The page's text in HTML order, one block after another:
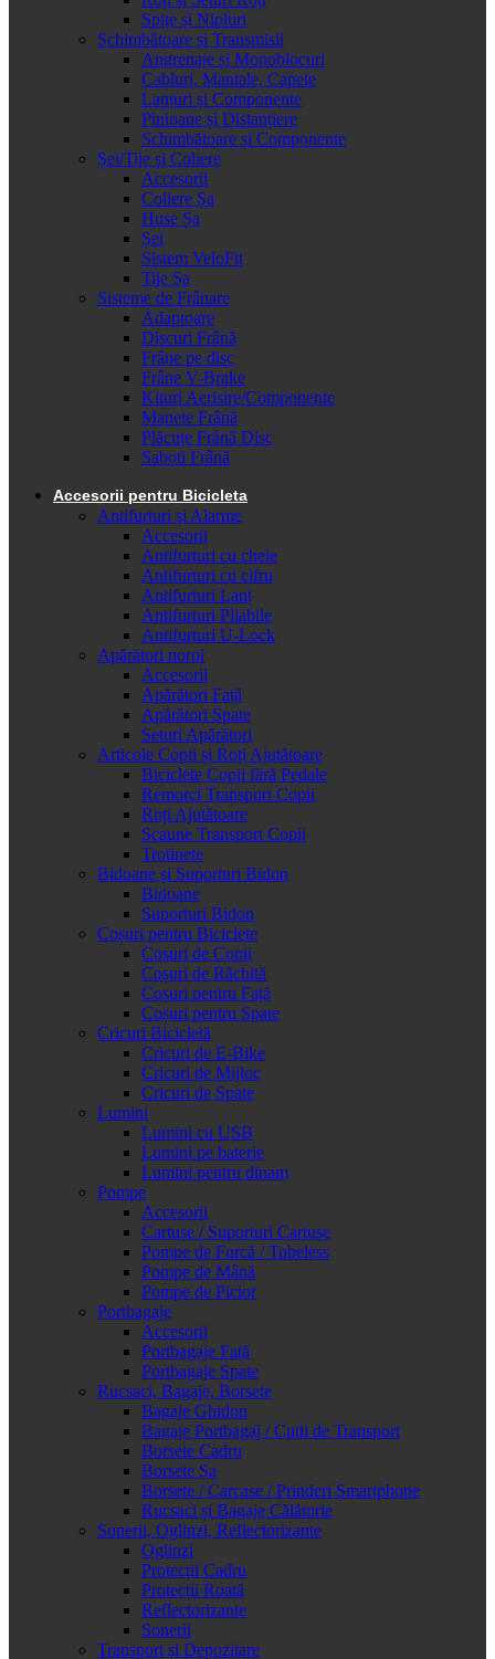
Spițe și Nipluri
Schimbătoare și Transmisii
Angrenaje și Monoblocuri
Cabluri, Mantale, Capete
Lanțuri și Componente
Pinioane și Distanțiere
Schimbătoare și Componente
Șei/Tije și Coliere
Accesorii
Coliere Șa
Huse Șa
Șei
Sistem VeloFit
Tije Șa
Sisteme de Frânare
Adaptoare
Discuri Frână
Frâne pe disc
Frâne V-Brake
Kituri Aerisire/Componente
Manete Frână
Plăcuțe Frână Disc
Saboti Frână
Accesorii pentru Bicicleta
Antifurturi și Alarme
Accesorii
Antifurturi cu cheie
Antifurturi cu cifru
Antifurturi Lanț
Antifurturi Pliabile
Antifurturi U-Lock
Apărători noroi
Accesorii
Apărători Față
Apărători Spate
Seturi Apărători
Articole Copii și Roți Ajutătoare
Biciclete Copii fără Pedale
Remorci Transport Copii
Roți Ajutătoare
Scaune Transport Copii
Trotinete
Bidoane și Suporturi Bidon
Bidoane
Suporturi Bidon
Coșuri pentru Biciclete
Cosuri de Copii
Coșuri de Răchită
Coșuri pentru Față
Coșuri pentru Spate
Cricuri Bicicletă
Cricuri de E-Bike
Cricuri de Mijloc
Cricuri de Spate
Lumini
Lumini cu USB
Lumini pe baterie
Lumini pentru dinam
Pompe
Accesorii
Cartușe / Suporturi Cartușe
Pompe de Furcă / Tubeless
Pompe de Mână
Pompe de Picior
Portbagaje
Accesorii
Portbagaje Față
Portbagaje Spate
Rucsaci, Bagaje, Borsete
Bagaje Ghidon
Bagaje Portbagaj / Cutii de Transport
Borsete Cadru
Borsete Șa
Borsete / Carcase / Prinderi Smartphone
Rucsaci și Bagaje Călătorie
Sonerii, Oglinzi, Reflectorizante
Oglinzi
Protecții Cadru
Protecții Roată
Reflectorizante
Sonerii
Transport și Depozitare